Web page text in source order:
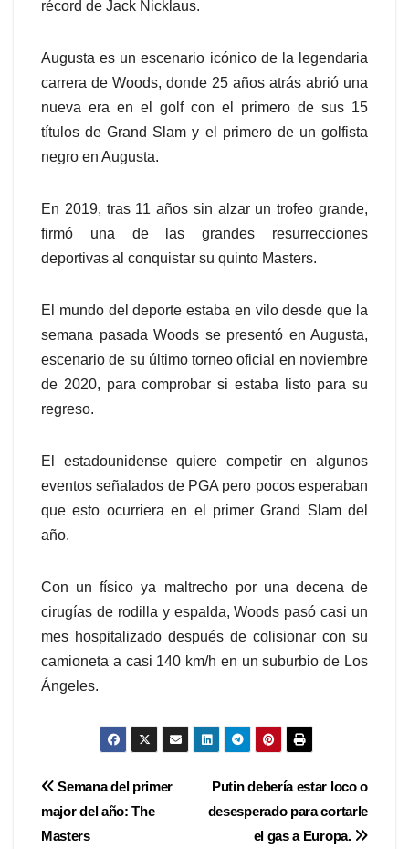
récord de Jack Nicklaus.
Augusta es un escenario icónico de la legendaria
carrera de Woods, donde 25 años atrás abrió una
nueva era en el golf con el primero de sus 15
títulos de Grand Slam y el primero de un golfista
negro en Augusta.
En 2019, tras 11 años sin alzar un trofeo grande,
firmó una de las grandes resurrecciones
deportivas al conquistar su quinto Masters.
El mundo del deporte estaba en vilo desde que la
semana pasada Woods se presentó en Augusta,
escenario de su último torneo oficial en noviembre
de 2020, para comprobar si estaba listo para su
regreso.
El estadounidense quiere competir en algunos
eventos señalados de PGA pero pocos esperaban
que esto ocurriera en el primer Grand Slam del
año.
Con un físico ya maltrecho por una decena de
cirugías de rodilla y espalda, Woods pasó casi un
mes hospitalizado después de colisionar con su
camioneta a casi 140 km/h en un suburbio de Los
Ángeles.
Navegación
de
Putin debería estar loco o
desesperado para cortarle
el gas a Europa.
Semana del primer
major del año: The
Masters